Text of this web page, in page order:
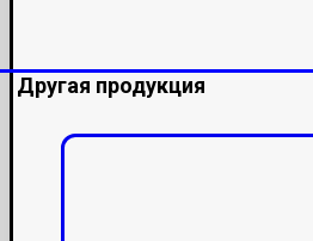
Другая продукция